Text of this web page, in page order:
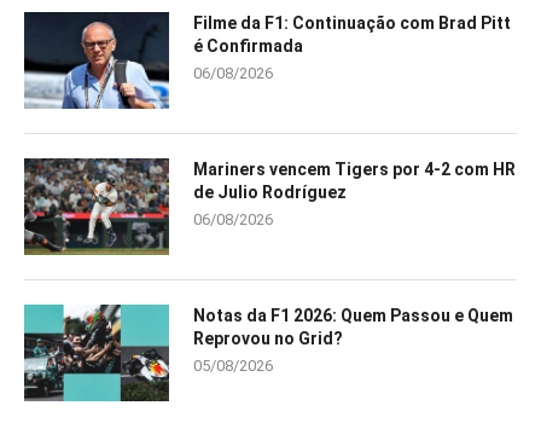
Filme da F1: Continuação com Brad Pitt
é Confirmada
06/08/2026
Mariners vencem Tigers por 4-2 com HR
de Julio Rodríguez
06/08/2026
Notas da F1 2026: Quem Passou e Quem
Reprovou no Grid?
05/08/2026